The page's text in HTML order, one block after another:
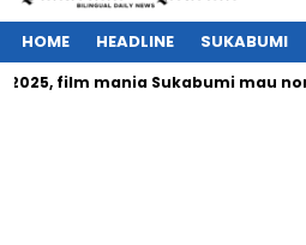
HOME HEADLINE SUKABUMI
film mania Sukabumi mau nonton?